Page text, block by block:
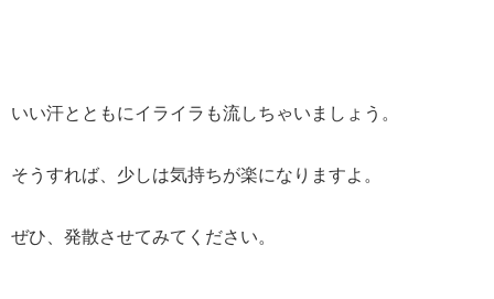
いい汗とともにイライラも流しちゃいましょう。
そうすれば、少しは気持ちが楽になりますよ。
ぜひ、発散させてみてください。